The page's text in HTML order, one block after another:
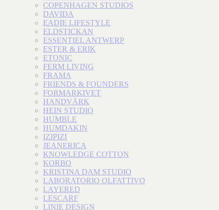
COPENHAGEN STUDIOS
DAVIDA
EADIE LIFESTYLE
ELDSTICKAN
ESSENTIEL ANTWERP
ESTER & ERIK
ETONIC
FERM LIVING
FRAMA
FRIENDS & FOUNDERS
FORMARKIVET
HANDVÄRK
HEIN STUDIO
HUMBLE
HUMDAKIN
IZIPIZI
JEANERICA
KNOWLEDGE COTTON
KORBO
KRISTINA DAM STUDIO
LABORATORIO OLFATTIVO
LAYERED
LESCARF
LINIE DESIGN